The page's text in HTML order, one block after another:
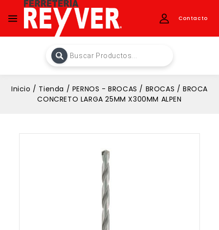
Contacto
Inicio / Tienda / PERNOS - BROCAS / BROCAS / BROCA
CONCRETO LARGA 25MM X300MM ALPEN